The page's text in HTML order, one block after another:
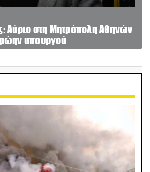
Aύριο στη Μητρόπολη Αθηνών
υπουργού